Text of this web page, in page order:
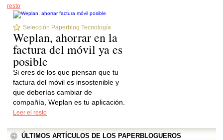
resto
Selección Paperblog Tecnología
Weplan, ahorrar en la
factura del móvil ya es
posible
Si eres de los que piensan que tu
factura del móvil es insostenible y
que deberías cambiar de
compañía, Weplan es tu aplicación.
Leer el resto
ÚLTIMOS ARTÍCULOS DE LOS PAPERBLOGUEROS